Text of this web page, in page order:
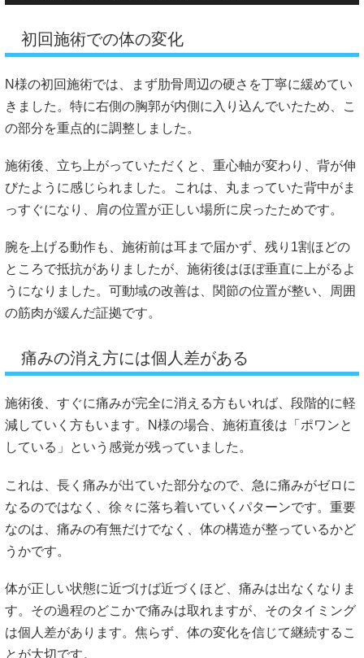
初回施術での体の変化
N様の初回施術では、まず肋骨周辺の硬さを丁寧に緩めてい
きました。特に右側の胸郭が内側に入り込んでいたため、こ
の部分を重点的に調整しました。
施術後、立ち上がっていただくと、重心軸が変わり、背が伸
びたように感じられました。これは、丸まっていた背中がま
っすぐになり、肩の位置が正しい場所に戻ったためです。
腕を上げる動作も、施術前は耳まで届かず、残り1割ほどの
ところで抵抗がありましたが、施術後はほぼ垂直に上がるよ
うになりました。可動域の改善は、関節の位置が整い、周囲
の筋肉が緩んだ証拠です。
痛みの消え方には個人差がある
施術後、すぐに痛みが完全に消える方もいれば、段階的に軽
減していく方もいます。N様の場合、施術直後は「ポワンと
している」という感覚が残っていました。
これは、長く痛みが出ていた部分なので、急に痛みがゼロに
なるのではなく、徐々に落ち着いていくパターンです。重要
なのは、痛みの有無だけでなく、体の構造が整っているかど
うかです。
体が正しい状態に近づけば近づくほど、痛みは出なくなりま
す。その過程のどこかで痛みは取れますが、そのタイミング
は個人差があります。焦らず、体の変化を信じて継続するこ
とが大切です。